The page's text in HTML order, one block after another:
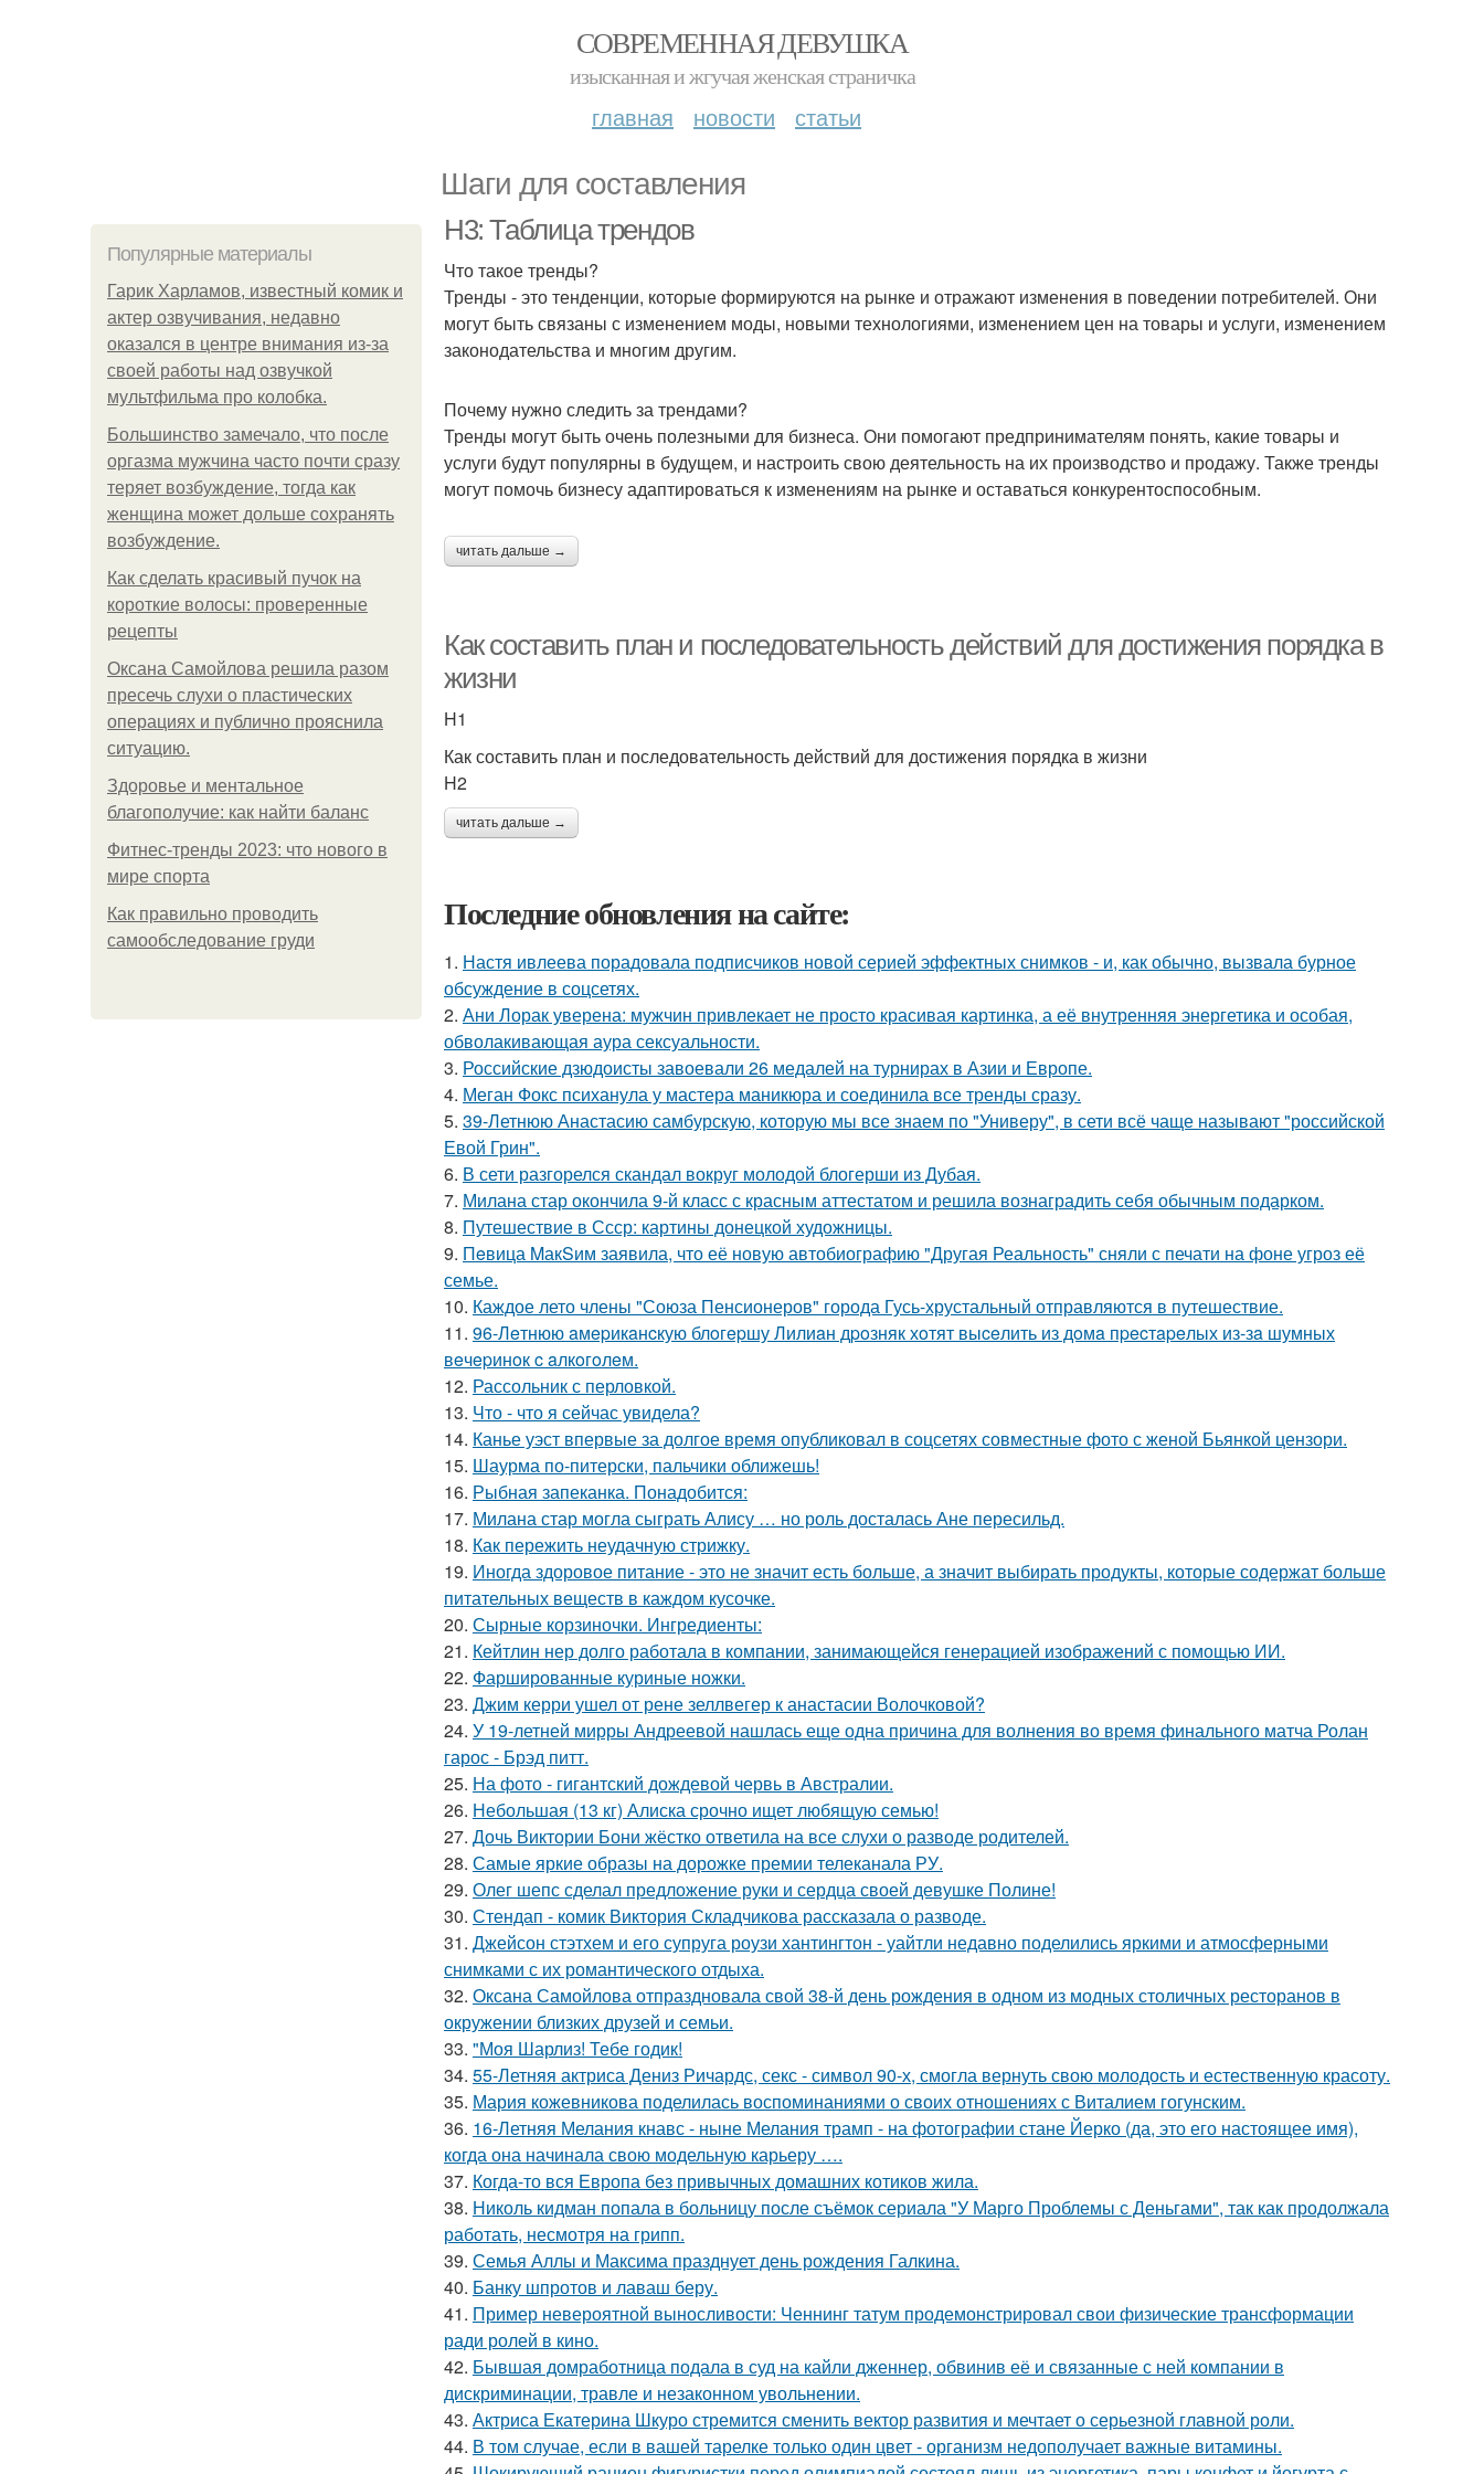
СОВРЕМЕННАЯ ДЕВУШКА
изысканная и жгучая женская страничка
главная новости статьи
Шаги для составления
Популярные материалы
Гарик Харламов, известный комик и
актер озвучивания, недавно
оказался в центре внимания из-за
своей работы над озвучкой
мультфильма про колобка.
Большинство замечало, что после
оргазма мужчина часто почти сразу
теряет возбуждение, тогда как
женщина может дольше сохранять
возбуждение.
Как сделать красивый пучок на
короткие волосы: проверенные
рецепты
Оксана Самойлова решила разом
пресечь слухи о пластических
операциях и публично прояснила
ситуацию.
Здоровье и ментальное
благополучие: как найти баланс
Фитнес-тренды 2023: что нового в
мире спорта
Как правильно проводить
самообследование груди
H3: Таблица трендов
Что такое тренды?
Тренды - это тенденции, которые формируются на рынке и отражают изменения в поведении потребителей. Они
могут быть связаны с изменением моды, новыми технологиями, изменением цен на товары и услуги, изменением
законодательства и многим другим.
Почему нужно следить за трендами?
Тренды могут быть очень полезными для бизнеса. Они помогают предпринимателям понять, какие товары и
услуги будут популярны в будущем, и настроить свою деятельность на их производство и продажу. Также тренды
могут помочь бизнесу адаптироваться к изменениям на рынке и оставаться конкурентоспособным.
читать дальше →
Как составить план и последовательность действий для достижения порядка в
жизни
H1
Как составить план и последовательность действий для достижения порядка в жизни
H2
читать дальше →
Последние обновления на сайте:
1. Настя ивлеева порадовала подписчиков новой серией эффектных снимков - и, как обычно, вызвала бурное
обсуждение в соцсетях.
2. Ани Лорак уверена: мужчин привлекает не просто красивая картинка, а её внутренняя энергетика и особая,
обволакивающая аура сексуальности.
3. Российские дзюдоисты завоевали 26 медалей на турнирах в Азии и Европе.
4. Меган Фокс психанула у мастера маникюра и соединила все тренды сразу.
5. 39-Летнюю Анастасию самбурскую, которую мы все знаем по "Универу", в сети всё чаще называют "российской
Евой Грин".
6. В сети разгорелся скандал вокруг молодой блогерши из Дубая.
7. Милана стар окончила 9-й класс с красным аттестатом и решила вознаградить себя обычным подарком.
8. Путешествие в Ссср: картины донецкой художницы.
9. Пeвица MакSим заявила, что её новую автобиографию "Другая Реальность" сняли с печати на фоне угроз её
семье.
10. Каждое лето члены "Союза Пенсионеров" города Гусь-хрустальный отправляются в путешествие.
11. 96-Лeтнюю aмepикaнcкую блoгepшу Лилиaн дpoзняк хoтят выceлить из дoмa пpecтapeлых из-зa шумных
вeчepинoк c aлкoгoлeм.
12. Рассольник с перловкой.
13. Что - что я сейчас увидела?
14. Канье уэст впервые за долгое время опубликовал в соцсетях совместные фото с женой Бьянкой цензори.
15. Шаурма по-питерски, пальчики оближешь!
16. Рыбная запеканка. Понадобится:
17. Милана стар могла сыграть Алису … но роль досталась Ане пересильд.
18. Как пережить неудачную стрижку.
19. Иногда здоровое питание - это не значит есть больше, а значит выбирать продукты, которые содержат больше
питательных веществ в каждом кусочке.
20. Сырные корзиночки. Ингредиенты:
21. Кейтлин нер долго работала в компании, занимающейся генерацией изображений с помощью ИИ.
22. Фаршированные куриные ножки.
23. Джим керри ушел от рене зеллвегер к анастасии Волочковой?
24. У 19-летней мирры Андреевой нашлась еще одна причина для волнения во время финального матча Ролан
гарос - Брэд питт.
25. На фото - гигантский дождевой червь в Австралии.
26. Небольшая (13 кг) Алиска срочно ищет любящую семью!
27. Дочь Виктории Бони жёстко ответила на все слухи о разводе родителей.
28. Самые яркие образы на дорожке премии телеканала РУ.
29. Олег шепс сделал предложение руки и сердца своей девушке Полине!
30. Стендап - комик Виктория Складчикова рассказала о разводе.
31. Джейсон стэтхем и его супруга роузи хантингтон - уайтли недавно поделились яркими и атмосферными
снимками с их романтического отдыха.
32. Оксана Самойлова отпраздновала свой 38-й день рождения в одном из модных столичных ресторанов в
окружении близких друзей и семьи.
33. "Моя Шарлиз! Тебе годик!
34. 55-Летняя актриса Дениз Ричардс, секс - символ 90-х, смогла вернуть свою молодость и естественную красоту.
35. Мария кожевникова поделилась воспоминаниями о своих отношениях с Виталием гогунским.
36. 16-Летняя Мелания кнавс - ныне Мелания трамп - на фотографии стане Йерко (да, это его настоящее имя),
когда она начинала свою модельную карьеру ….
37. Когда-то вся Европа без привычных домашних котиков жила.
38. Николь кидман попала в больницу после съёмок сериала "У Марго Проблемы с Деньгами", так как продолжала
работать, несмотря на грипп.
39. Семья Аллы и Максима празднует день рождения Галкина.
40. Банку шпротов и лаваш беру.
41. Пример невероятной выносливости: Ченнинг татум продемонстрировал свои физические трансформации
ради ролей в кино.
42. Бывшая домработница подала в суд на кайли дженнер, обвинив её и связанные с ней компании в
дискриминации, травле и незаконном увольнении.
43. Актриса Екатерина Шкуро стремится сменить вектор развития и мечтает о серьезной главной роли.
44. В том случае, если в вашей тарелке только один цвет - организм недополучает важные витамины.